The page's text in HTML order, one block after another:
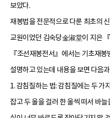
보았다.
재봉법을 전문적으로 다룬 최초의
교원이었던 김숙당金淑堂이 지은
『조선재봉전서』에서는 기초재
설명하고 있는데 내용을 보면 다음
1. 감침질하는 법: 감침질에는 두 가
잡고 두 올을 걸러 한 올씩 떠서 바